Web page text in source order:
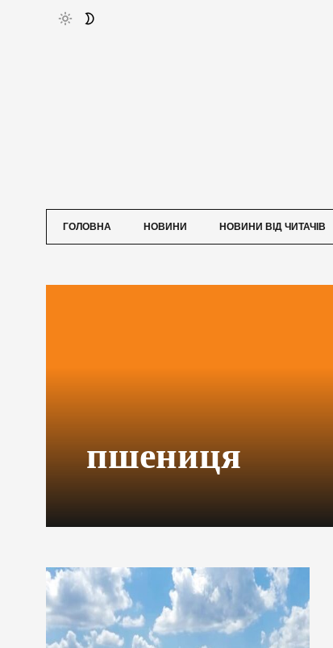
ГОЛОВНА НОВИНИ НОВИНИ ВІД ЧИТАЧІВ
пшениця